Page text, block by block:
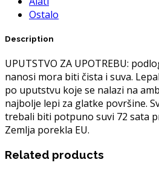
Ostalo
Description
UPUTSTVO ZA UPOTREBU:
nanosi mora biti čista i suva.
po uputstvu koje se nalazi na
najbolje lepi za glatke površine.
trebali biti potpuno suvi 72 sata
Zemlja porekla EU.
Related products